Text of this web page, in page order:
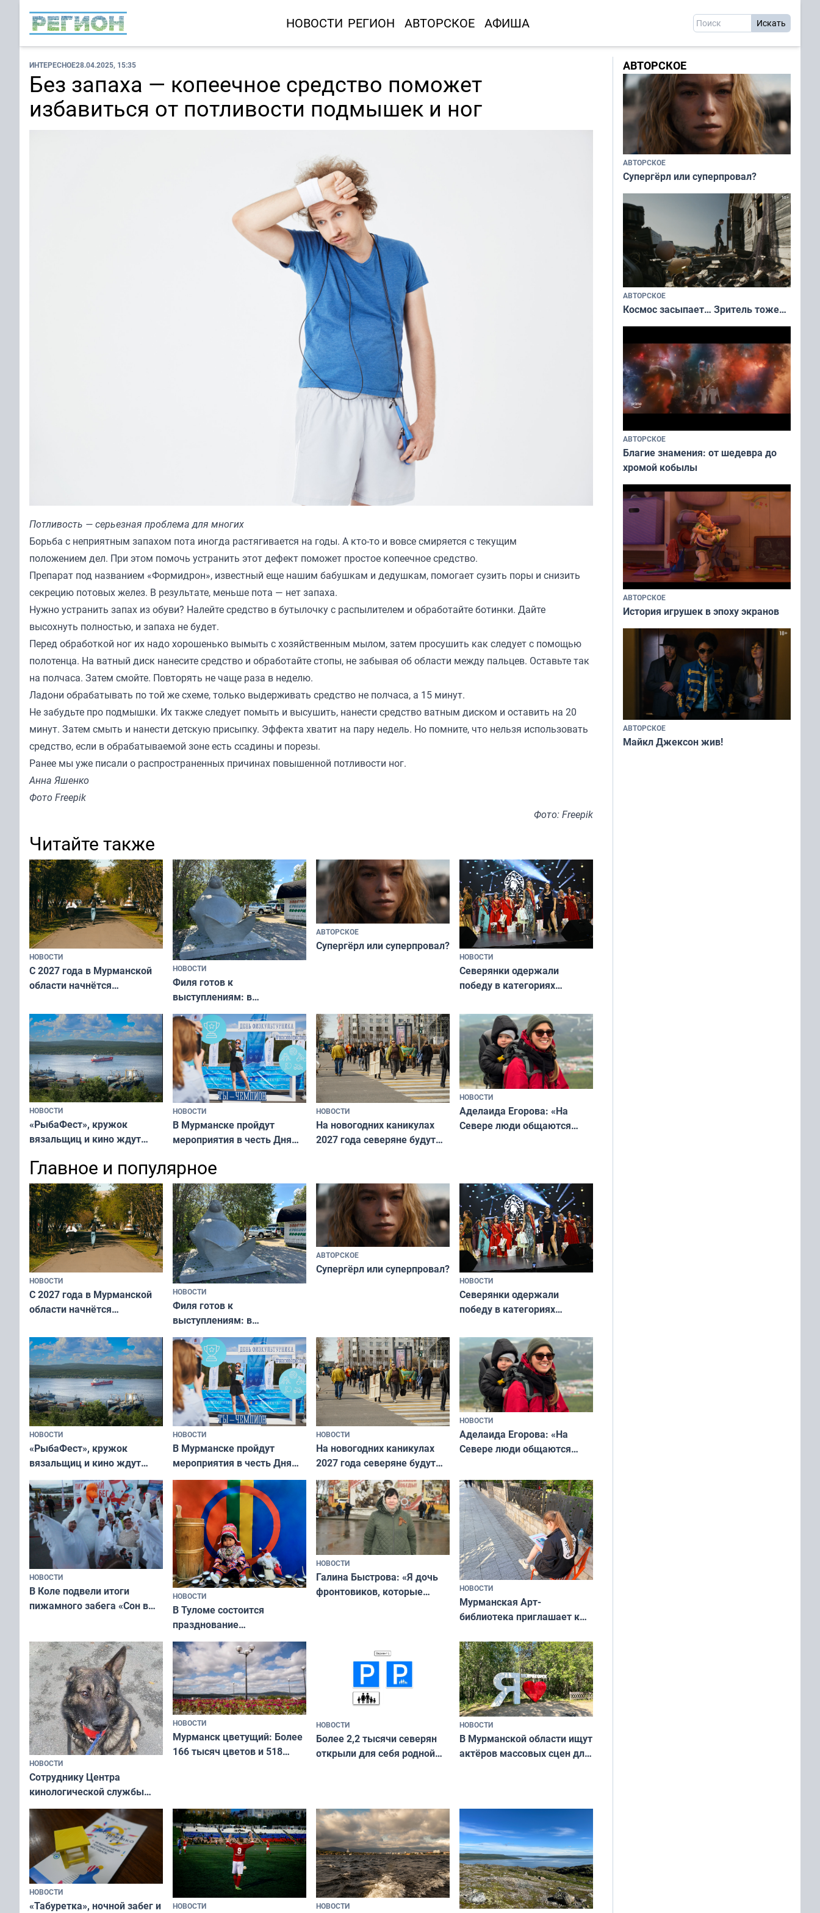
НОВОСТИ РЕГИОН АВТОРСКОЕ АФИША
ИНТЕРЕСНОЕ28.04.2025, 15:35
Без запаха — копеечное средство поможет
избавиться от потливости подмышек и ног
Потливость — серьезная проблема для многих
Борьба с неприятным запахом пота иногда растягивается на годы. А кто-то и вовсе смиряется с текущим
положением дел. При этом помочь устранить этот дефект поможет простое копеечное средство.
Препарат под названием «Формидрон», известный еще нашим бабушкам и дедушкам, помогает сузить поры и снизить
секрецию потовых желез. В результате, меньше пота — нет запаха.
Нужно устранить запах из обуви? Налейте средство в бутылочку с распылителем и обработайте ботинки. Дайте
высохнуть полностью, и запаха не будет.
Перед обработкой ног их надо хорошенько вымыть с хозяйственным мылом, затем просушить как следует с помощью
полотенца. На ватный диск нанесите средство и обработайте стопы, не забывая об области между пальцев. Оставьте так
на полчаса. Затем смойте. Повторять не чаще раза в неделю.
Ладони обрабатывать по той же схеме, только выдерживать средство не полчаса, а 15 минут.
Не забудьте про подмышки. Их также следует помыть и высушить, нанести средство ватным диском и оставить на 20
минут. Затем смыть и нанести детскую присыпку. Эффекта хватит на пару недель. Но помните, что нельзя использовать
средство, если в обрабатываемой зоне есть ссадины и порезы.
Ранее мы уже писали о распространенных причинах повышенной потливости ног.
Анна Яшенко
Фото Freepik
Фото: Freepik
Читайте также
НОВОСТИ
С 2027 года в Мурманской
области начнётся
подростков от ВПЧ
НОВОСТИ
Филя готов к
выступлениям: в
мурманском океанариуме
рассказали о состоянии
тюленей
АВТОРСКОЕ
Супергёрл или суперпровал?
НОВОСТИ
Северянки одержали
победу в категориях
«Мисс и Миссис Великая
Русь»
НОВОСТИ
«РыбаФест», кружок
вязальщиц и кино ждут
НОВОСТИ
В Мурманске пройдут
мероприятия в честь Дня
НОВОСТИ
На новогодних каникулах
2027 года северяне будут
НОВОСТИ
Аделаида Егорова: «На
Севере люди общаются
Главное и популярное
НОВОСТИ
С 2027 года в Мурманской
области начнётся
подростков от ВПЧ
НОВОСТИ
Филя готов к
выступлениям: в
мурманском океанариуме
рассказали о состоянии
тюленей
АВТОРСКОЕ
Супергёрл или суперпровал?
НОВОСТИ
Северянки одержали
победу в категориях
«Мисс и Миссис Великая
Русь»
НОВОСТИ
«РыбаФест», кружок
вязальщиц и кино ждут
мурманчан в эти выходные
НОВОСТИ
В Мурманске пройдут
мероприятия в честь Дня
физкультурника
НОВОСТИ
На новогодних каникулах
2027 года северяне будут
отдыхать 11 дней
НОВОСТИ
Аделаида Егорова: «На
Севере люди общаются
а потому что
ты им интересен»
НОВОСТИ
В Коле подвели итоги
пижамного забега «Сон в
НОВОСТИ
В Туломе состоится
празднование
Международного дня
коренных народов мира
НОВОСТИ
Галина Быстрова: «Я дочь
фронтовиков, которые
НОВОСТИ
Мурманская Арт-
библиотека приглашает к
и фотографов
НОВОСТИ
Сотруднику Центра
кинологической службы
ищут новый дом
НОВОСТИ
Мурманск цветущий: Более
166 тысяч цветов и 518
НОВОСТИ
Более 2,2 тысячи северян
открыли для себя родной
НОВОСТИ
В Мурманской области ищут
актёров массовых сцен для
НОВОСТИ
«Табуретка», ночной забег и НОВОСТИ
НОВОСТИ
АВТОРСКОЕ
АВТОРСКОЕ
Супергёрл или суперпровал?
АВТОРСКОЕ
Космос засыпает… Зритель тоже…
АВТОРСКОЕ
Благие знамения: от шедевра до
хромой кобылы
АВТОРСКОЕ
История игрушек в эпоху экранов
АВТОРСКОЕ
Майкл Джексон жив!